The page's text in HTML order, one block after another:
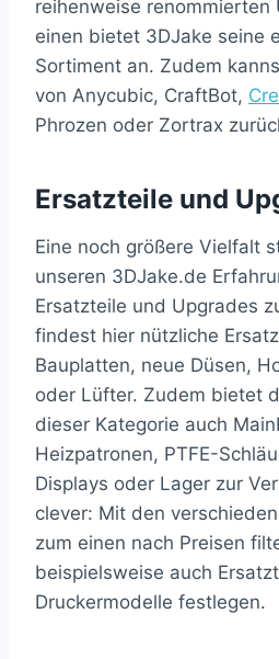
reihenweise renommierten
einen bietet 3DJake seine
Sortiment an. Zudem
von Anycubic, CraftBot,
Phrozen oder Zortrax
Ersatzteile und
Eine noch größere Vielfalt
unseren 3DJake.de
Ersatzteile und Upgrades
findest hier nützliche
Bauplatten, neue Düsen,
oder Lüfter. Zudem bietet
dieser Kategorie auch
Heizpatronen, PTFE-
Displays oder Lager zur
clever: Mit den
zum einen nach Preisen
beispielsweise auch
Druckermodelle festlegen.